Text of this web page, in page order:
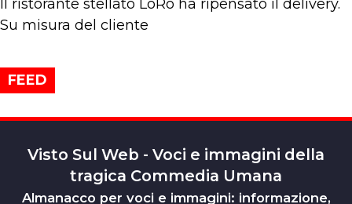
Il ristorante stellato LoRo ha ripensato il delivery.
Su misura del cliente
FEED
Visto Sul Web - Voci e immagini della
tragica Commedia Umana
Almanacco per voci e immagini: informazione,